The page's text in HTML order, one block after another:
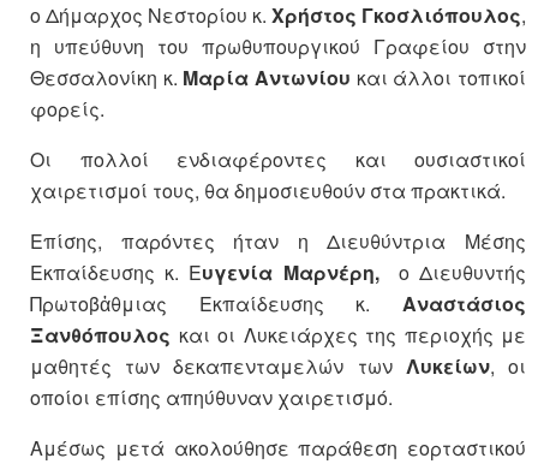
ο Δήμαρχος Νεστορίου κ. Χρήστος Γκοσλιόπουλος,
η υπεύθυνη του πρωθυπουργικού Γραφείου στην
Θεσσαλονίκη κ. Μαρία Αντωνίου και άλλοι τοπικοί
φορείς.
Οι πολλοί ενδιαφέροντες και ουσιαστικοί
χαιρετισμοί τους, θα δημοσιευθούν στα πρακτικά.
Επίσης, παρόντες ήταν η Διευθύντρια Μέσης
Εκπαίδευσης κ. Ευγενία Μαρνέρη,ο Διευθυντής
Πρωτοβἀθμιας Εκπαίδευσης κ. Αναστάσιος
Ξανθόπουλος και οι Λυκειάρχες της περιοχής με
μαθητές των δεκαπενταμελών των Λυκείων, οι
οποίοι επίσης απηύθυναν χαιρετισμό.
Αμέσως μετά ακολούθησε παράθεση εορταστικού